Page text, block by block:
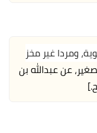
ومردا غير مخز
عن عبدالله بن